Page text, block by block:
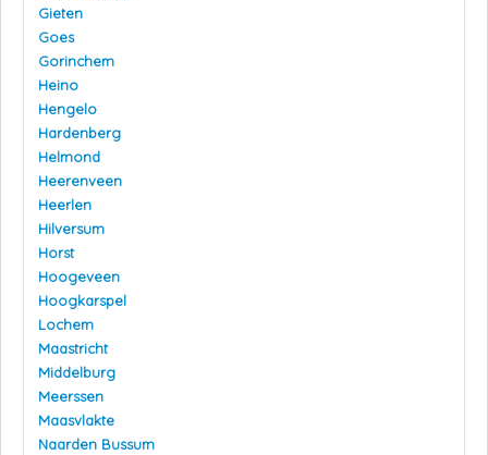
Gieten
Goes
Gorinchem
Heino
Hengelo
Hardenberg
Helmond
Heerenveen
Heerlen
Hilversum
Horst
Hoogeveen
Hoogkarspel
Lochem
Maastricht
Middelburg
Meerssen
Maasvlakte
Naarden Bussum